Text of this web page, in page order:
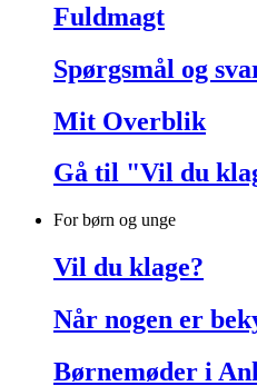
Fuldmagt
Spørgsmål og
Mit Overblik
Gå til "Vil du
For børn og unge
Vil du klage?
Når nogen er
Børnemøder i